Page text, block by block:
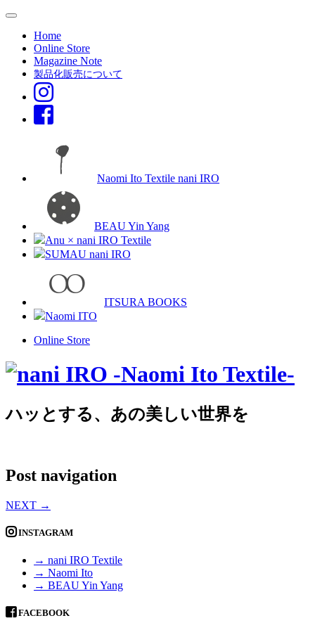
Home
Online Store
Magazine Note
製品化販売について
Naomi Ito Textile nani IRO
BEAU Yin Yang
Anu × nani IRO Textile
SUMAU nani IRO
ITSURA BOOKS
Naomi ITO
Online Store
ハッとする、あの美しい世界を
Post navigation
NEXT →
INSTAGRAM
→ nani IRO Textile
→ Naomi Ito
→ BEAU Yin Yang
FACEBOOK